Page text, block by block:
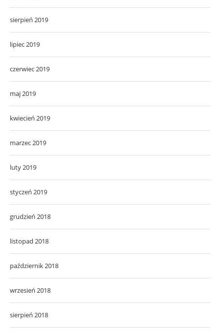
sierpień 2019
lipiec 2019
czerwiec 2019
maj 2019
kwiecień 2019
marzec 2019
luty 2019
styczeń 2019
grudzień 2018
listopad 2018
październik 2018
wrzesień 2018
sierpień 2018